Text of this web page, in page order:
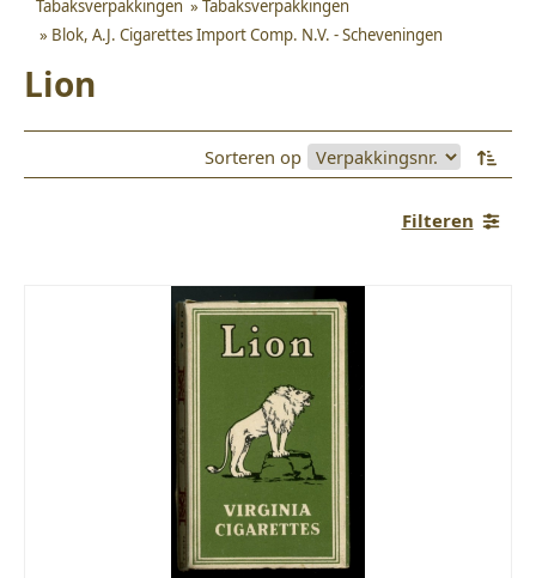
Tabaksverpakkingen » Tabaksverpakkingen
» Blok, A.J. Cigarettes Import Comp. N.V. - Scheveningen
Lion
Sorteren op
Filteren